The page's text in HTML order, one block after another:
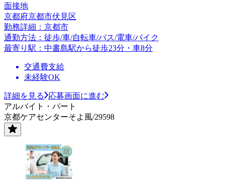
面接地
京都府京都市伏見区
勤務詳細：京都市
通勤方法：徒歩/車/自転車/バス/電車/バイク
最寄り駅：中書島駅から徒歩23分・車8分
交通費支給
未経験OK
詳細を見る
応募画面に進む
アルバイト・パート
京都ケアセンターそよ風/29598